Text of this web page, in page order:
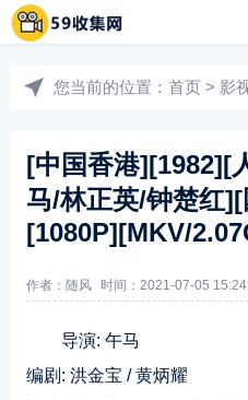
您当前的位置： 首页 > 影
[中国香港][1982][
马/林正英/钟楚红
[1080P][MKV/
作者：随风 时间：2021-07-05
导演: 午马
编剧: 洪金宝 / 黄炳耀